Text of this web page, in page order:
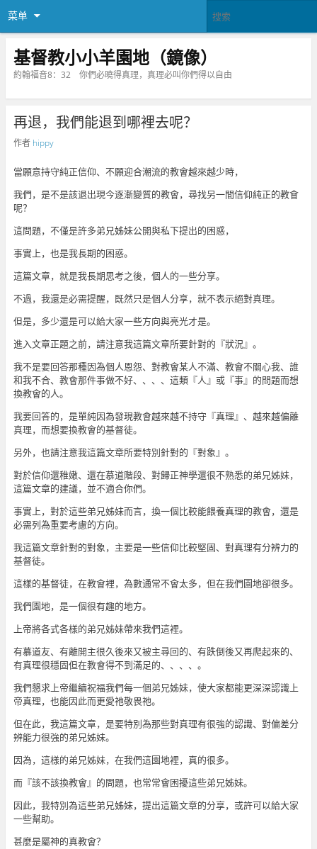
菜单
基督教小小羊園地（鏡像）
約翰福音8：32 你們必曉得真理，真理必叫你們得以自由
再退，我們能退到哪裡去呢？
作者 hippy
當願意持守純正信仰、不願迎合潮流的教會越來越少時，
我們，是不是該退出現今逐漸變質的教會，尋找另一間信仰純正的教會
呢？
這問題，不僅是許多弟兄姊妹公開與私下提出的困惑，
事實上，也是我長期的困惑。
這篇文章，就是我長期思考之後，個人的一些分享。
不過，我還是必需提醒，既然只是個人分享，就不表示絕對真理。
但是，多少還是可以給大家一些方向與亮光才是。
進入文章正題之前，請注意我這篇文章所要針對的『狀況』。
我不是要回答那種因為個人恩怨、對教會某人不滿、教會不關心我、誰
和我不合、教會那件事做不好、、、、這類『人』或『事』的問題而想
換教會的人。
我要回答的，是單純因為發現教會越來越不持守『真理』、越來越偏離
真理，而想要換教會的基督徒。
另外，也請注意我這篇文章所要特別針對的『對象』。
對於信仰還稚嫩、還在慕道階段、對歸正神學還很不熟悉的弟兄姊妹，
這篇文章的建議，並不適合你們。
事實上，對於這些弟兄姊妹而言，換一個比較能餵養真理的教會，還是
必需列為重要考慮的方向。
我這篇文章針對的對象，主要是一些信仰比較堅固、對真理有分辨力的
基督徒。
這樣的基督徒，在教會裡，為數通常不會太多，但在我們園地卻很多。
我們園地，是一個很有趣的地方。
上帝將各式各樣的弟兄姊妹帶來我們這裡。
有慕道友、有離開主很久後來又被主尋回的、有跌倒後又再爬起來的、
有真理很穩固但在教會得不到滿足的、、、、。
我們懇求上帝繼續祝福我們每一個弟兄姊妹，使大家都能更深深認識上
帝真理，也能因此而更愛祂敬畏祂。
但在此，我這篇文章，是要特別為那些對真理有很強的認識、對偏差分
辨能力很強的弟兄姊妹。
因為，這樣的弟兄姊妹，在我們這園地裡，真的很多。
而『該不該換教會』的問題，也常常會困擾這些弟兄姊妹。
因此，我特別為這些弟兄姊妹，提出這篇文章的分享，或許可以給大家
一些幫助。
甚麼是屬神的真教會？